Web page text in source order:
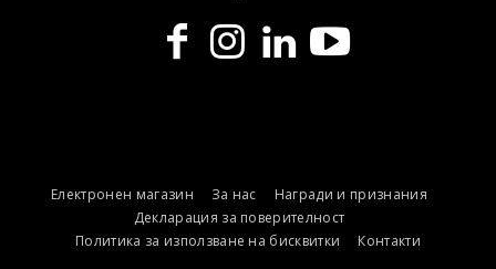
Електронен магазин За нас
Награди и признания
Декларация за поверителност
Политика за използване на бисквитки
Контакти